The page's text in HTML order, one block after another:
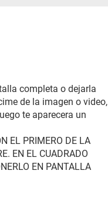
completa o dejarla
de la imagen o video,
te aparecera un
EL PRIMERO DE LA
EN EL CUADRADO
EN PANTALLA